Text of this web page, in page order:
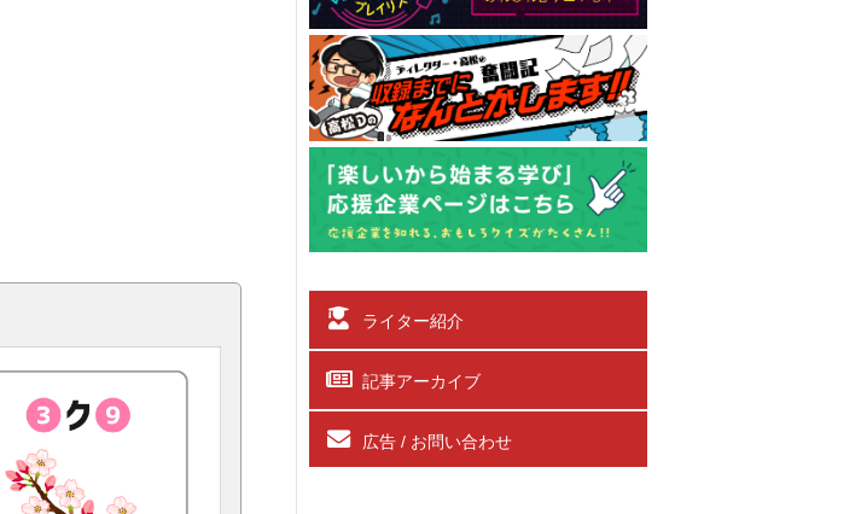
ライター紹介
記事アーカイブ
広告 / お問い合わせ